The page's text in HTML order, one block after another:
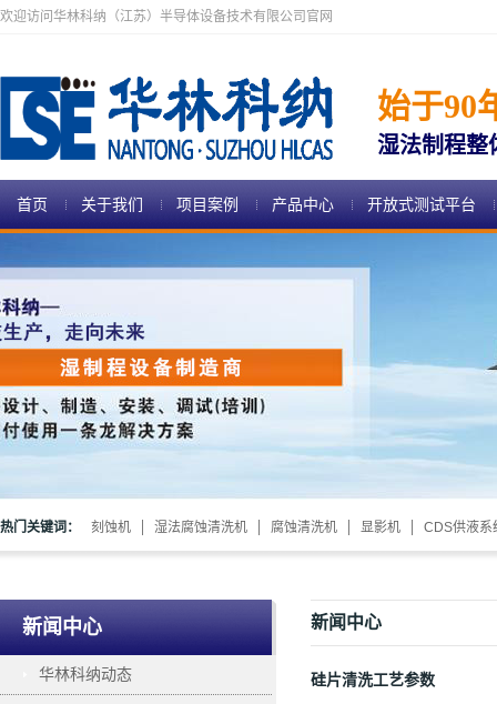
欢迎访问华林科纳（江苏）半导体设备技术有限公司官网
始于90
湿法制程整
首页 关于我们 项目案例 产品中心 开放式测试平台
热门关键词： 刻蚀机 湿法腐蚀清洗机 腐蚀清洗机 显影机 CDS供液系
新闻中心
华林科纳动态
新闻中心
硅片清洗工艺参数